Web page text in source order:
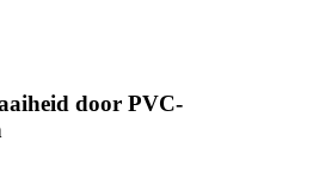
door PVC-